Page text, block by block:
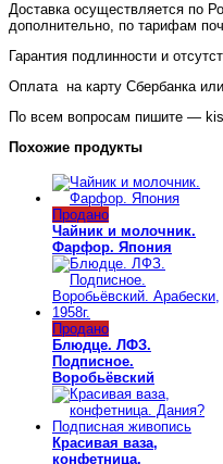
Доставка осуществляется по
дополнительно, по тарифам
Гарантия подлинности и
Оплата на карту Сбербанка
По всем вопросам пишите —
Похожие продукты
Продано
Чайник и молочник.
Фарфор. Япония
Продано
Блюдце. ЛФЗ.
Подписное.
Воробьёвский
Красивая ваза,
конфетница.